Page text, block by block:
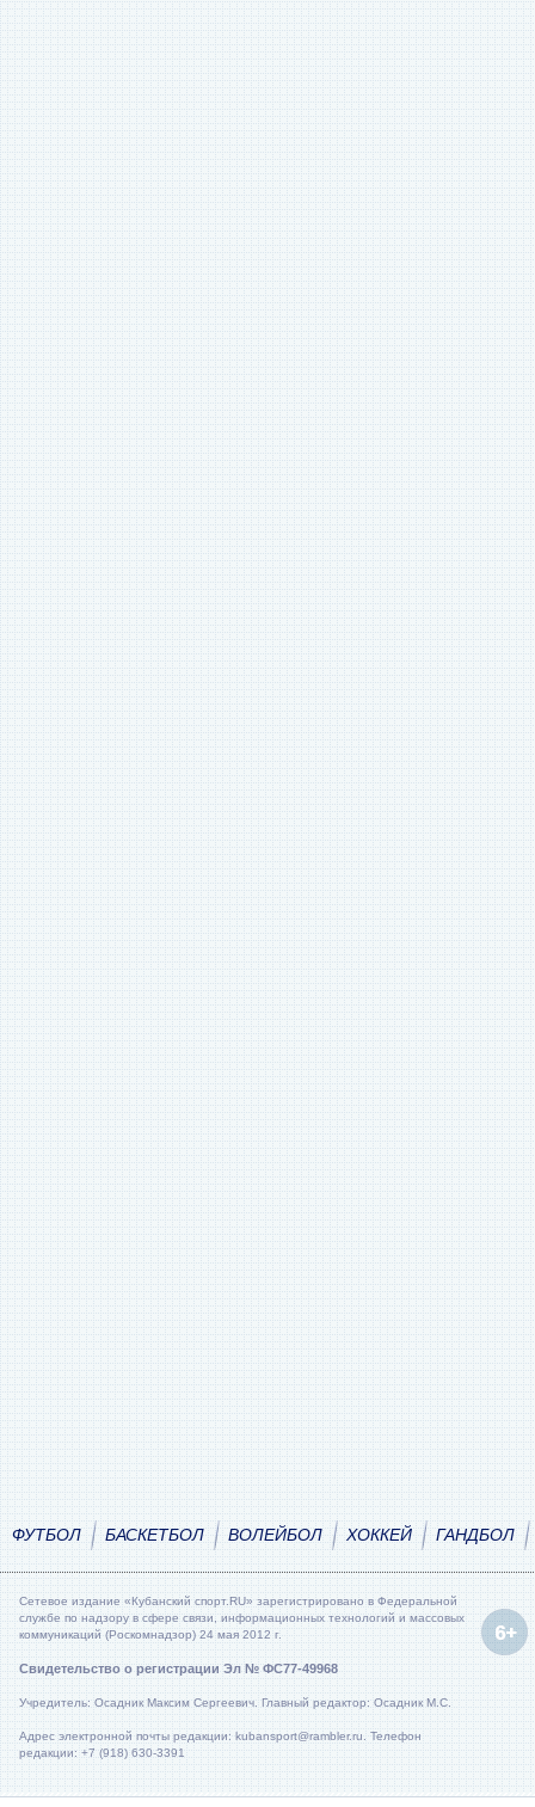
ФУТБОЛ БАСКЕТБОЛ ВОЛЕЙБОЛ ХОККЕЙ ГАНДБОЛ
Сетевое издание «Кубанский спорт.RU» зарегистрировано в Федеральной
службе по надзору в сфере связи, информационных технологий и массовых
коммуникаций (Роскомнадзор) 24 мая 2012 г.
Свидетельство о регистрации Эл № ФС77-49968
Учредитель: Осадник Максим Сергеевич. Главный редактор: Осадник М.С.
Адрес электронной почты редакции: kubansport@rambler.ru. Телефон
редакции: +7 (918) 630-3391